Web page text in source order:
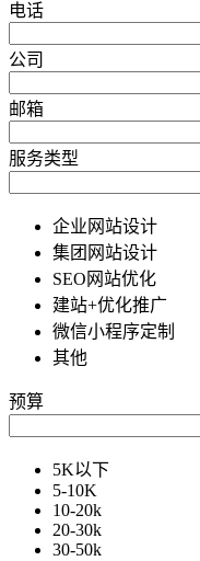
电话
公司
邮箱
服务类型
企业网站设计
集团网站设计
SEO网站优化
建站+优化推广
微信小程序定制
其他
预算
5K以下
5-10K
10-20k
20-30k
30-50k